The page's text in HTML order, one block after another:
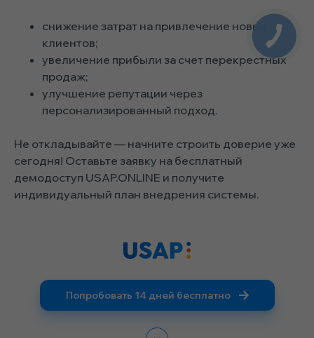
снижение затрат на привлечение новых
клиентов;
увеличение прибыли за счет перекрестных
продаж;
улучшение репутации через
персонализированный подход.
Не откладывайте — начните строить доверие уже
сегодня! Оставьте заявку на бесплатный
демодоступ USAP.ONLINE и получите
индивидуальный план внедрения системы.
Попробовать 14 дней бесплатно